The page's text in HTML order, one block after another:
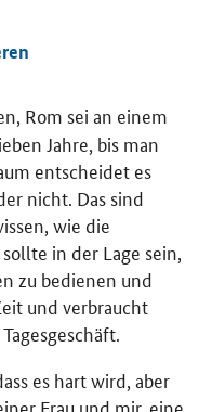
Rom sei an einem
Jahre, bis man
entscheidet es
nicht. Das sind
wie die
in der Lage sein,
zu bedienen und
und verbraucht
es hart wird, aber
Frau und mir, eine